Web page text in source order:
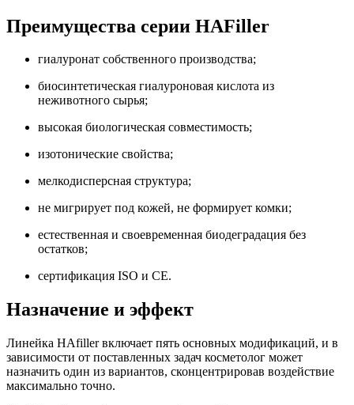
Преимущества серии HAFiller
гиалуронат собственного производства;
биосинтетическая гиалуроновая кислота из
неживотного сырья;
высокая биологическая совместимость;
изотонические свойства;
мелкодисперсная структура;
не мигрирует под кожей, не формирует комки;
естественная и своевременная биодеградация без
остатков;
сертификация ISO и CE.
Назначение и эффект
Линейка HAfiller включает пять основных модификаций, и в
зависимости от поставленных задач косметолог может
назначить один из вариантов, сконцентрировав воздействие
максимально точно.